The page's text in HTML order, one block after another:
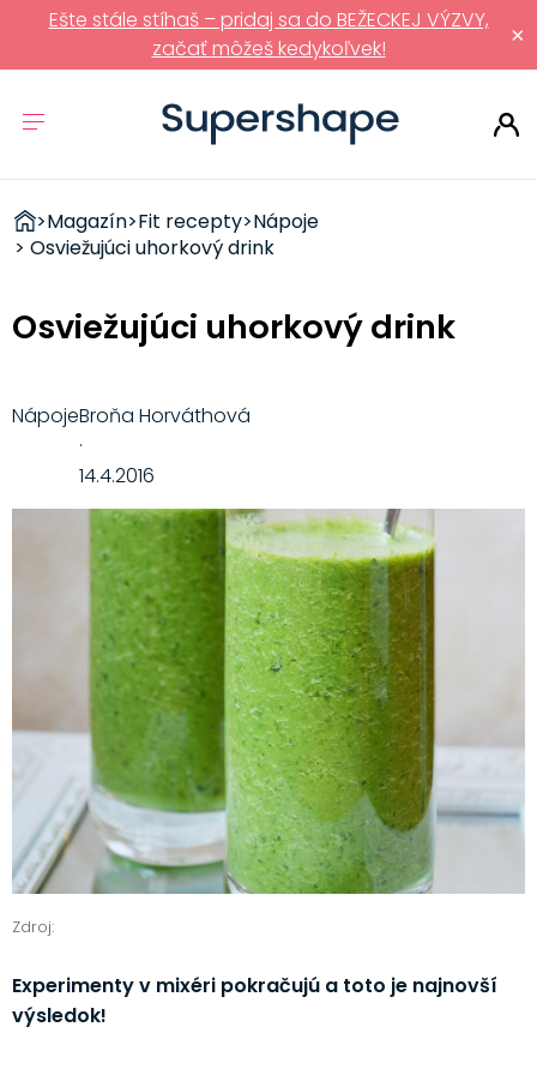
×
Ešte stále stíhaš – pridaj sa do BEŽECKEJ VÝZVY,
začať môžeš kedykoľvek!
ZDRAVÉ
RÝCHLOVKY
>Magazín>Fit recepty>Nápoje
> Osviežujúci uhorkový drink
Osviežujúci uhorkový drink
Zdroj:
Experimenty v mixéri pokračujú a toto je najnovší
výsledok!
NápojeBroňa Horváthová
·
14.4.2016